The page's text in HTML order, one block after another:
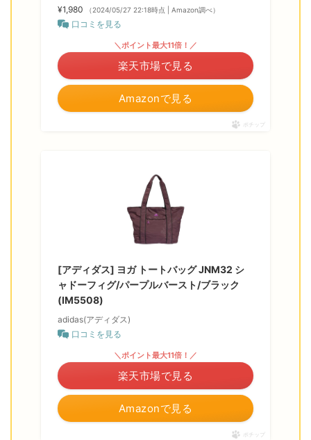
¥1,980
（2024/05/27 22:18時点 | Amazon調べ）
口コミを見る
Amazonで見る
＼ポイント最大11倍！／
楽天市場で見る
ポチップ
[アディダス] ヨガ トートバッグ JNM32 シ
ャドーフィグ/パープルバースト/ブラック
(IM5508)
adidas(アディダス)
口コミを見る
Amazonで見る
＼ポイント最大11倍！／
楽天市場で見る
ポチップ